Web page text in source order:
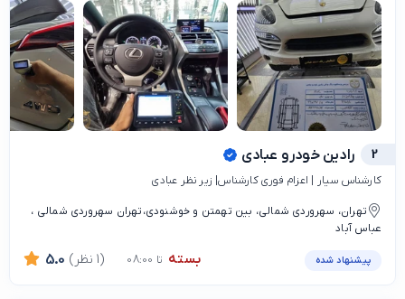
2 رادین خودرو عبادی
کارشناس سیار | اعزام فوری کارشناس| زیر نظر عبادی
تهران، سهروردی شمالی، بین تهمتن و خوشنودی،تهران سهروردی شمالی ،
عباس آباد
پیشنهاد شده بسته تا 08:00 5.0 (1 نظر)